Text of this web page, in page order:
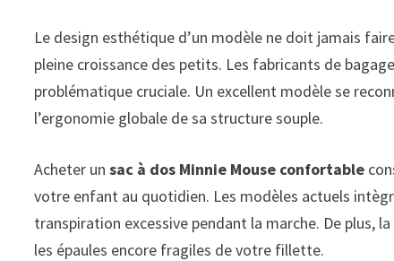
Le design esthétique d’un modèle ne doit jamais
pleine croissance des petits. Les fabricants de
problématique cruciale. Un excellent modèle se
l’ergonomie globale de sa structure souple.
Acheter unsac à dos Minnie Mouse confortable
votre enfant au quotidien. Les modèles actuels
transpiration excessive pendant la marche. De plus,
les épaules encore fragiles de votre fillette.